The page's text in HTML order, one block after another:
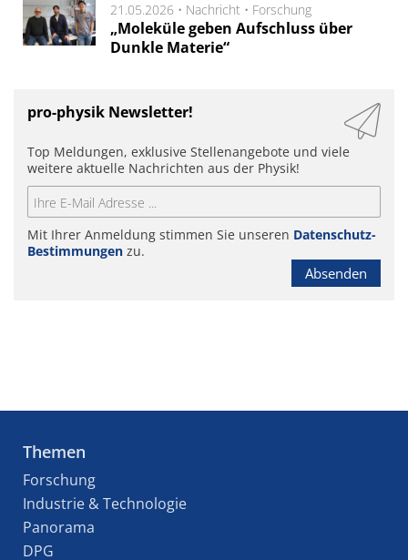
21.05.2026 • Nachricht • Forschung
„Moleküle geben Aufschluss über
Dunkle Materie“
pro-physik Newsletter!
Top Meldungen, exklusive Stellenangebote und viele
weitere aktuelle Nachrichten aus der Physik!
Mit Ihrer Anmeldung stimmen Sie unseren Datenschutz-
Bestimmungen zu.
Absenden
Themen
Forschung
Industrie & Technologie
Panorama
DPG